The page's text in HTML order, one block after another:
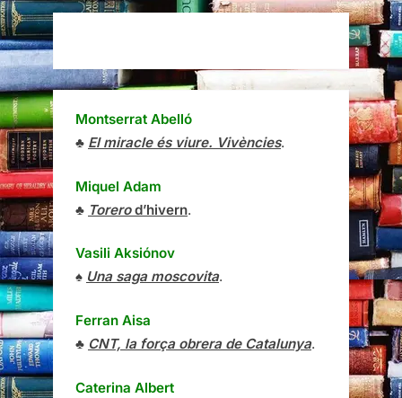
Montserrat Abelló
♣ El miracle és viure. Vivències.
Miquel Adam
♣ Torerod’hivern.
Vasili Aksiónov
♠ Una saga moscovita.
Ferran Aisa
♣ CNT, la força obrera de Catalunya.
Caterina Albert